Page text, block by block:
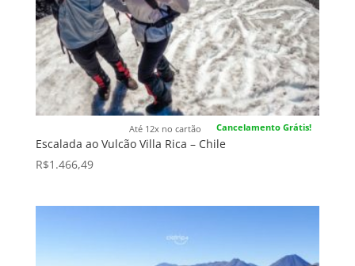
Até 12x no cartão Cancelamento Grátis!
Escalada ao Vulcão Villa Rica – Chile
R$1.466,49